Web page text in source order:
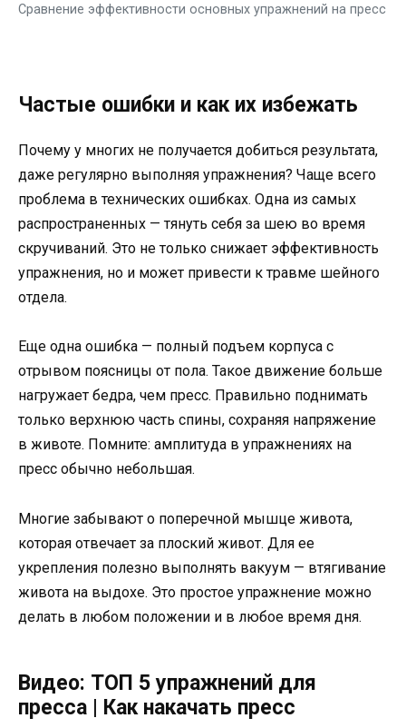
Сравнение эффективности основных упражнений на пресс
Частые ошибки и как их избежать
Почему у многих не получается добиться результата,
даже регулярно выполняя упражнения? Чаще всего
проблема в технических ошибках. Одна из самых
распространенных — тянуть себя за шею во время
скручиваний. Это не только снижает эффективность
упражнения, но и может привести к травме шейного
отдела.
Еще одна ошибка — полный подъем корпуса с
отрывом поясницы от пола. Такое движение больше
нагружает бедра, чем пресс. Правильно поднимать
только верхнюю часть спины, сохраняя напряжение
в животе. Помните: амплитуда в упражнениях на
пресс обычно небольшая.
Многие забывают о поперечной мышце живота,
которая отвечает за плоский живот. Для ее
укрепления полезно выполнять вакуум — втягивание
живота на выдохе. Это простое упражнение можно
делать в любом положении и в любое время дня.
Видео: ТОП 5 упражнений для
пресса | Как накачать пресс